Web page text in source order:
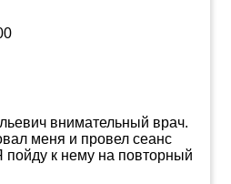
внимательный врач.
меня и провел сеанс
пойду к нему на повторный